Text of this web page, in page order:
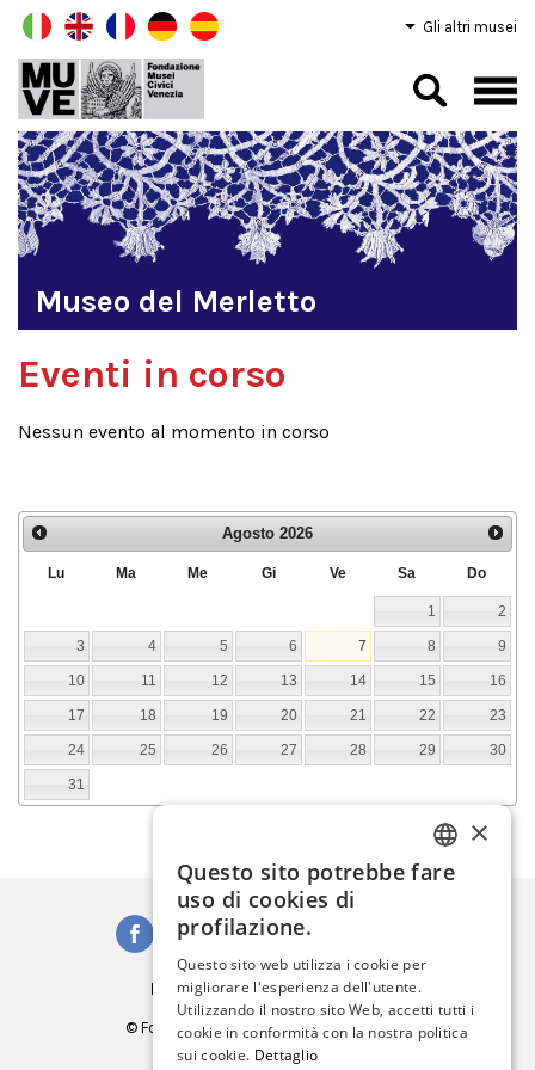
Gli altri musei
Museo del Merletto
Eventi in corso
Nessun evento al momento in corso
Agosto 2026
Lu Ma Me Gi Ve Sa Do
1 2
3 4 5 6 7 8 9
10 11 12 13 14 15 16
17 18 19 20 21 22 23
24 25 26 27 28 29 30
31
Iscriviti alla Newsletter
© Fondazione Musei Civici di Venezia
C.F. e P.IVA 03842230272
ITALIAN
GERMAN
FRENCH
×
Questo sito potrebbe fare
uso di cookies di
profilazione.
Questo sito web utilizza i cookie per
migliorare l'esperienza dell'utente.
Utilizzando il nostro sito Web, accetti tutti i
cookie in conformità con la nostra politica
sui cookie. Dettaglio